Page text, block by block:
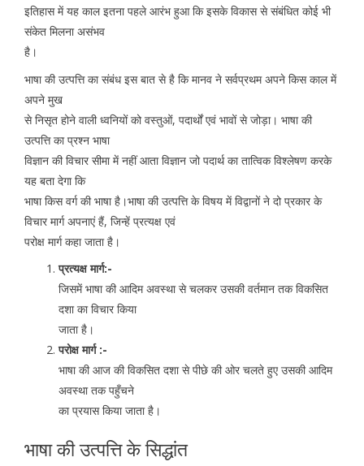
इतिहास में यह काल इतना पहले आरंभ हुआ कि इसके विकास से संबंधित कोई भी
संकेत मिलना असंभव
है।
भाषा की उत्पत्ति का संबंध इस बात से है कि मानव ने सर्वप्रथम अपने किस काल में
अपने मुख
से निसृत होने वाली ध्वनियों को वस्तुओं, पदार्थों एवं भावों से जोड़ा। भाषा की
उत्पत्ति का प्रश्न भाषा
विज्ञान की विचार सीमा में नहीं आता विज्ञान जो पदार्थ का तात्विक विश्लेषण करके
यह बता देगा कि
भाषा किस वर्ग की भाषा है।भाषा की उत्पत्ति के विषय में विद्वानों ने दो प्रकार के
विचार मार्ग अपनाएं हैं, जिन्हें प्रत्यक्ष एवं
परोक्ष मार्ग कहा जाता है।
प्रत्यक्ष मार्ग:-
जिसमें भाषा की आदिम अवस्था से चलकर उसकी वर्तमान तक विकसित
दशा का विचार किया
जाता है।
परोक्ष मार्ग :-
भाषा की आज की विकसित दशा से पीछे की ओर चलते हुए उसकी आदिम
अवस्था तक पहुँचने
का प्रयास किया जाता है।
भाषा की उत्पत्ति के सिद्धांत